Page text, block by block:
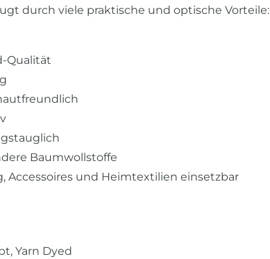
durch viele praktische und optische Vorteile:
Qualität
Baumwollstoffe
Accessoires und Heimtextilien einsetzbar
Yarn Dyed